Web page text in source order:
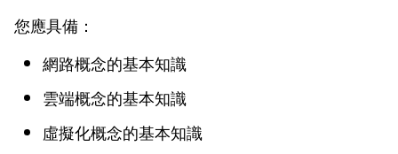
您應具備：
網路概念的基本知識
雲端概念的基本知識
虛擬化概念的基本知識